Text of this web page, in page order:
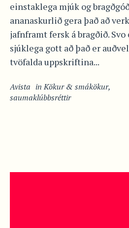
einstaklega mjúk og
ananaskurlið gera það að
jafnframt fersk á bragðið.
sjúklega gott að það er
tvöfalda uppskriftina...
Avista inKökur & smákökur,
saumaklúbbsréttir